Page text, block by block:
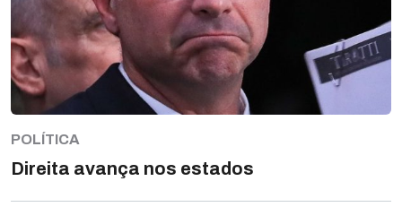
POLÍTICA
Direita avança nos estados